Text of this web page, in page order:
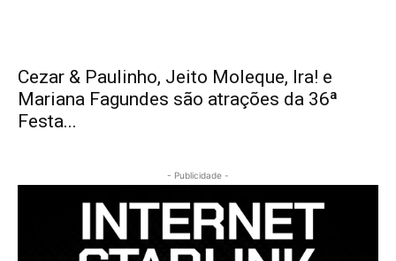
Cezar & Paulinho, Jeito Moleque, Ira! e
Mariana Fagundes são atrações da 36ª
Festa...
- Publicidade -